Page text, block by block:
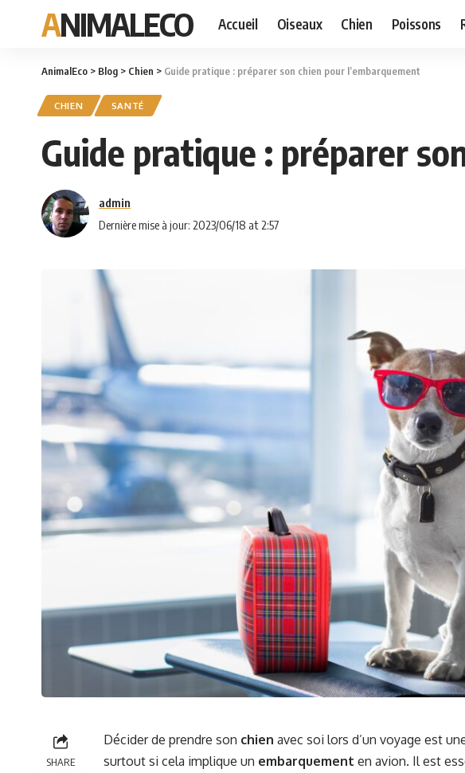
ANIMALECO Accueil Oiseaux Chien Poissons
AnimalEco > Blog > Chien > Guide pratique : préparer son chien pour l’embarquement
CHIEN SANTÉ
Guide pratique : préparer
admin
Dernière mise à jour: 2023/06/18 at 2:57
SHARE
Décider de prendre son chien avec soi lors d’un voyage est
surtout si cela implique un embarquement en avion. Il est